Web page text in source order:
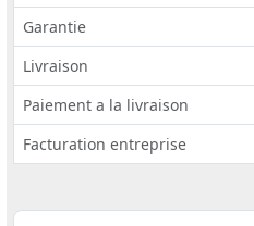
Garantie
Livraison
Paiement a la livraison
Facturation entreprise